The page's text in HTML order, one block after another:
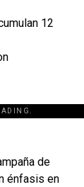
12
de
énfasis en